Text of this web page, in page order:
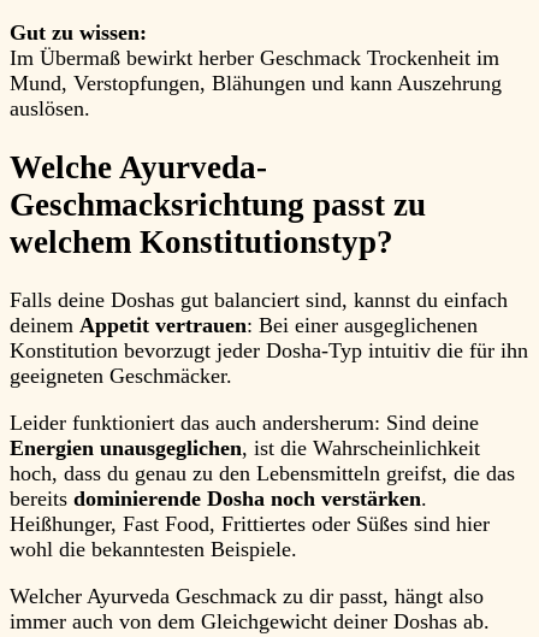
Gut zu wissen:
Im Übermaß bewirkt herber Geschmack Trockenheit im
Mund, Verstopfungen, Blähungen und kann Auszehrung
auslösen.
Welche Ayurveda-
Geschmacksrichtung passt zu
welchem Konstitutionstyp?
Falls deine Doshas gut balanciert sind, kannst du einfach
deinem Appetit vertrauen: Bei einer ausgeglichenen
Konstitution bevorzugt jeder Dosha-Typ intuitiv die für ihn
geeigneten Geschmäcker.
Leider funktioniert das auch andersherum: Sind deine
Energien unausgeglichen, ist die Wahrscheinlichkeit
hoch, dass du genau zu den Lebensmitteln greifst, die das
bereits dominierende Dosha noch verstärken.
Heißhunger, Fast Food, Frittiertes oder Süßes sind hier
wohl die bekanntesten Beispiele.
Welcher Ayurveda Geschmack zu dir passt, hängt also
immer auch von dem Gleichgewicht deiner Doshas ab.